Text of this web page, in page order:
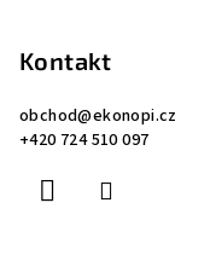
Kontakt
obchod@ekonopi.cz
+420 724 510 097